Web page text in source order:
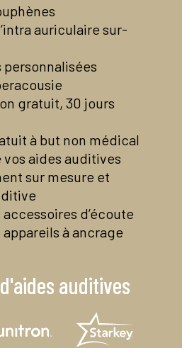
mail
du centre
auriculaire sur-
gratuit, 30 jours
à but non médical
aides auditives
sur mesure et
d’écoute
à ancrage
auditives